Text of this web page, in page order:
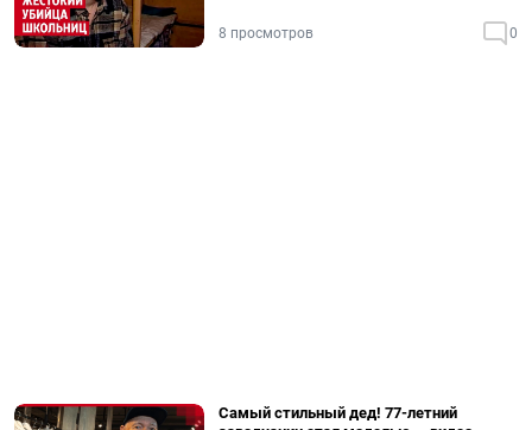
8 просмотров 0
Самый стильный дед! 77-летний